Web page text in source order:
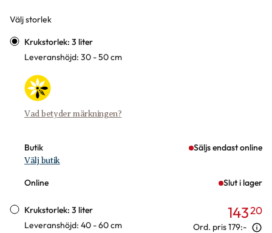
Välj storlek
Varianter
Krukstorlek: 3 liter
Leveranshöjd: 30 - 50 cm
Vad betyder märkningen?
Butik Säljs endast online
Välj butik
Online Slut i lager
Krukstorlek: 3 liter
Leveranshöjd: 40 - 60 cm
14320
Ord. pris179:-